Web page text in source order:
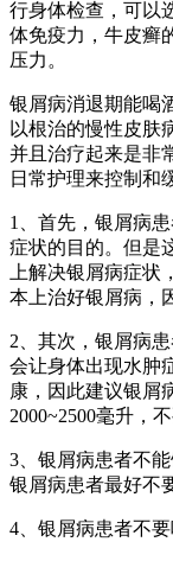
行身体检查，可以
体免疫力，牛皮癣
压力。
银屑病消退期能喝
以根治的慢性皮肤
并且治疗起来是非
日常护理来控制和
1、首先，银屑病
症状的目的。但是
上解决银屑病症
本上治好银屑病，
2、其次，银屑病
会让身体出现水肿
康，因此建议银屑
2000~2500毫升，
3、银屑病患者不
银屑病患者最好不
4、银屑病患者不